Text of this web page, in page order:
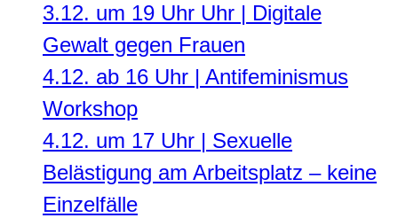
3.12. um 19 Uhr Uhr | Digitale
Gewalt gegen Frauen
4.12. ab 16 Uhr | Antifeminismus
Workshop
4.12. um 17 Uhr | Sexuelle
Belästigung am Arbeitsplatz – keine
Einzelfälle